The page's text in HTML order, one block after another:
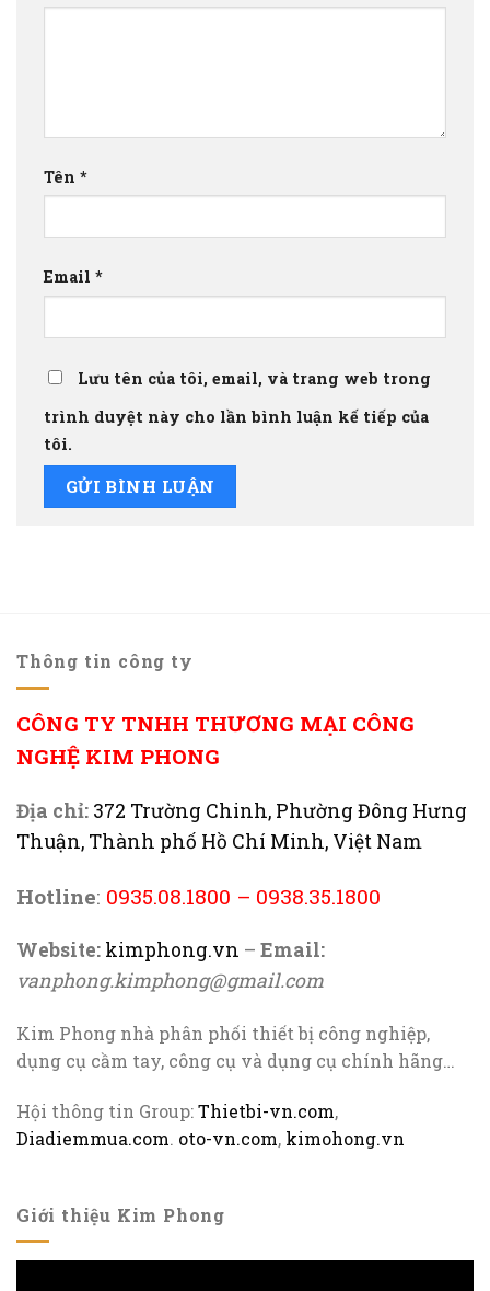
Tên *
Email *
Lưu tên của tôi, email, và trang web trong
trình duyệt này cho lần bình luận kế tiếp của
tôi.
Thông tin công ty
CÔNG TY TNHH THƯƠNG MẠI CÔNG
NGHỆ KIM PHONG
Địa chỉ: 372 Trường Chinh, Phường Đông Hưng
Thuận, Thành phố Hồ Chí Minh, Việt Nam
Hotline: 0935.08.1800 – 0938.35.1800
Website: kimphong.vn – Email:
vanphong.kimphong@gmail.com
Kim Phong nhà phân phối thiết bị công nghiệp,
dụng cụ cầm tay, công cụ và dụng cụ chính hãng…
Hội thông tin Group:Thietbi-vn.com,
Diadiemmua.com. oto-vn.com, kimohong.vn
Giới thiệu Kim Phong